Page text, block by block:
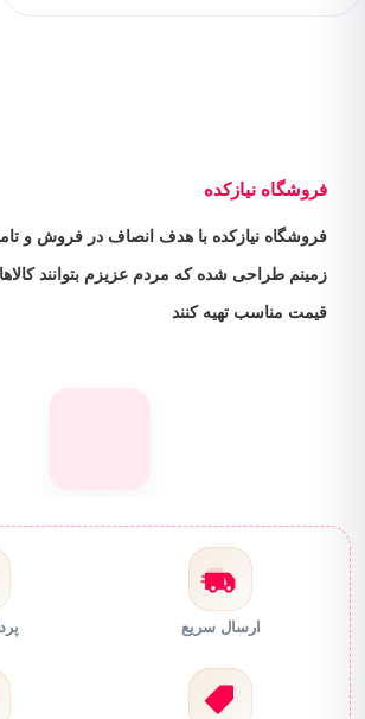
فروشگاه نیازکده
فروشگاه نیازکده با هدف انصاف در فروش و
زمینم طراحی شده که مردم عزیزم بتوانند
قیمت مناسب تهیه کنند
ارسال سریع